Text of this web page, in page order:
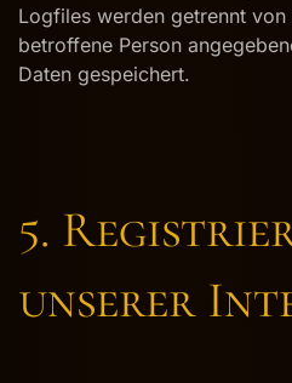
Logfiles werden getrennt
betroffene Person
Daten gespeichert.
5.
unserer